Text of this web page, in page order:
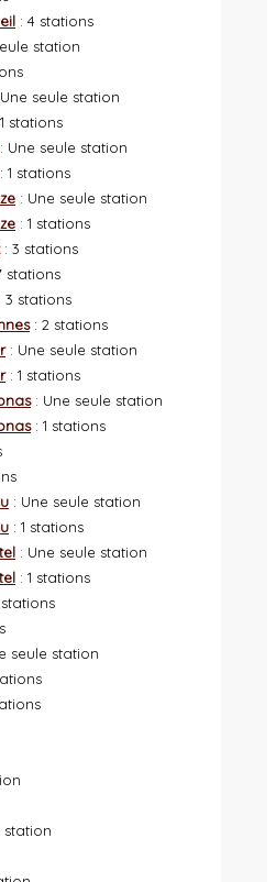
: 4 stations
station
seule station
stations
: Une seule station
: 1 stations
: Une seule station
: 1 stations
: 3 stations
stations
stations
: 2 stations
: Une seule station
: 1 stations
: Une seule station
: 1 stations
: Une seule station
: 1 stations
: Une seule station
: 1 stations
stations
seule station
station